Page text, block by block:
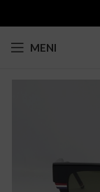
MENI